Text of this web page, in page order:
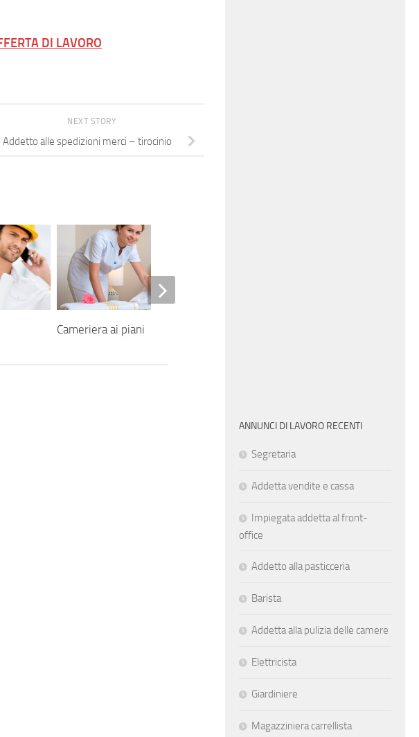
DI LAVORO
NEXT STORY
Addetto alle spedizioni merci – tirocinio
Cameriera ai piani
ANNUNCI DI LAVORO RECENTI
Segretaria
Addetta vendite e cassa
Impiegata addetta al front-
office
Addetto alla pasticceria
Barista
Addetta alla pulizia delle camere
Elettricista
Giardiniere
Magazziniera carrellista